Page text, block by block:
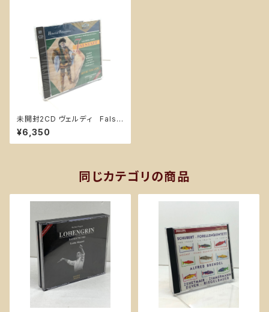
未開封2CD ヴェルディ Falst
aff Verdi / トスカニーニ Tos
canini / Vienna Philharmoni
c 1936 ARKADIA
¥6,350
同じカテゴリの商品